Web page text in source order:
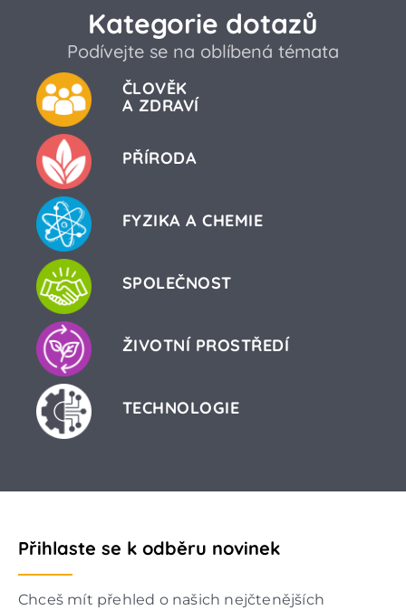
Kategorie dotazů
Podívejte se na oblíbená témata
ČLOVĚK
A ZDRAVÍ
PŘÍRODA
FYZIKA A CHEMIE
SPOLEČNOST
ŽIVOTNÍ PROSTŘEDÍ
TECHNOLOGIE
Přihlaste se k odběru novinek
Chceš mít přehled o našich nejčtenějších